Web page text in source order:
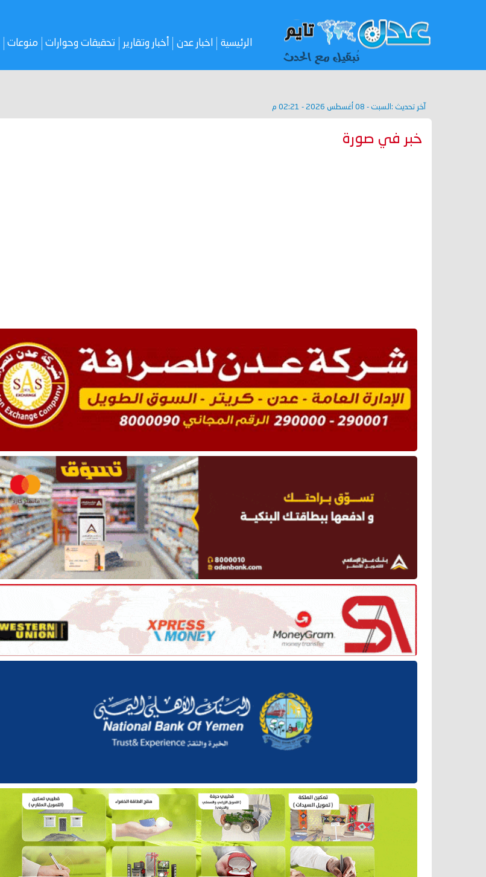
الرئيسية اخبار عدن أخبار وتقارير تحقيقات وحوارات منوعات
آخر تحديث : السبت - 08 أغسطس 2026 - 02:21 م
خبر في صورة